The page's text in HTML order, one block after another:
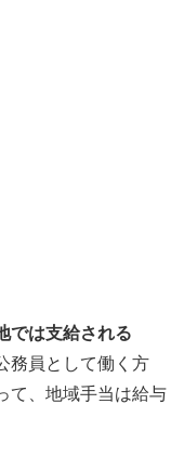
では支給される
務員として働く方
て、地域手当は給与